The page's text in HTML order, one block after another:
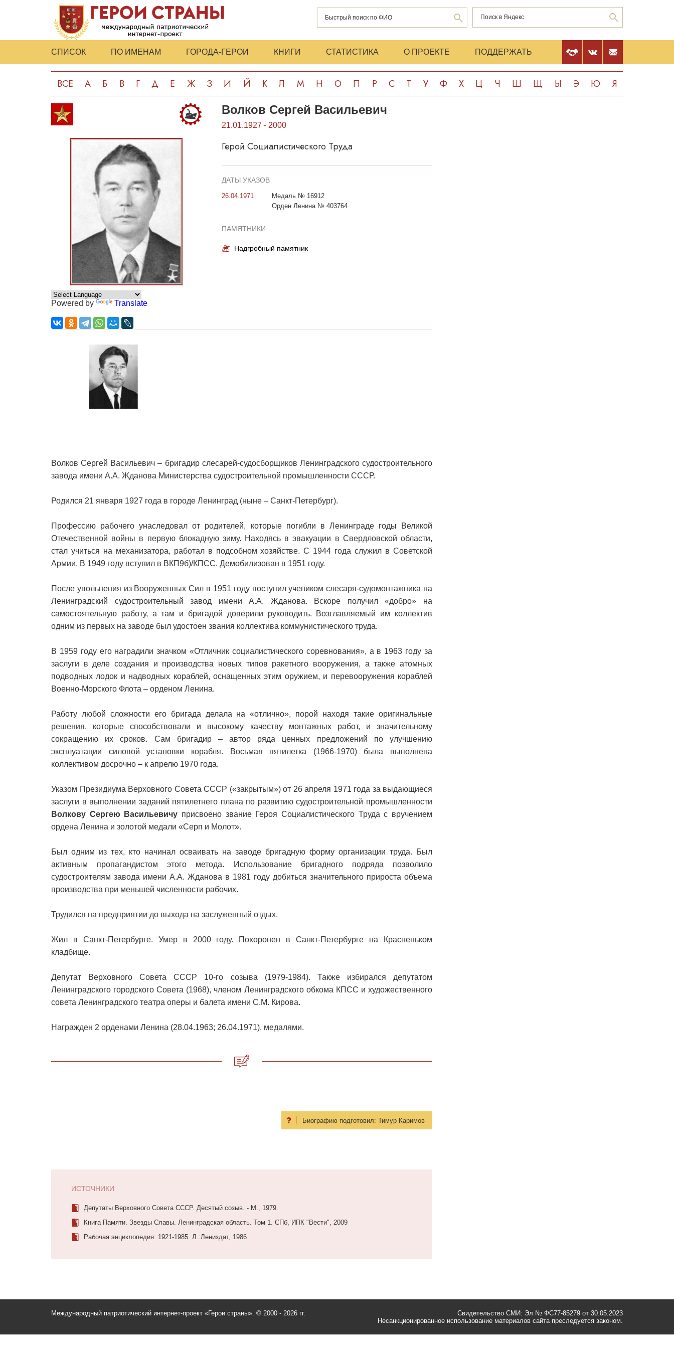
СПИСОК ПО ИМЕНАМ ГОРОДА-ГЕРОИ КНИГИ СТАТИСТИКА О ПРОЕКТЕ ПОДДЕРЖАТЬ
ВСЕ А Б В Г Д Е Ж З И Й К Л М Н О П Р С Т У Ф Х Ц Ч Ш Щ Ы Э Ю Я
Powered by Translate
Волков Сергей Васильевич
21.01.1927 - 2000
Герой Социалистического Труда
ДАТЫ УКАЗОВ
26.04.1971
Медаль № 16912
Орден Ленина № 403764
ПАМЯТНИКИ
Надгробный памятник
Волков Сергей Васильевич – бригадир слесарей-судосборщиков Ленинградского судостроительного
завода имени А.А. Жданова Министерства судостроительной промышленности СССР.
Родился 21 января 1927 года в городе Ленинград (ныне – Санкт-Петербург).
Профессию рабочего унаследовал от родителей, которые погибли в Ленинграде годы Великой
Отечественной войны в первую блокадную зиму. Находясь в эвакуации в Свердловской области,
стал учиться на механизатора, работал в подсобном хозяйстве. С 1944 года служил в Советской
Армии. В 1949 году вступил в ВКП9б)/КПСС. Демобилизован в 1951 году.
После увольнения из Вооруженных Сил в 1951 году поступил учеником слесаря-судомонтажника на
Ленинградский судостроительный завод имени А.А. Жданова. Вскоре получил «добро» на
самостоятельную работу, а там и бригадой доверили руководить. Возглавляемый им коллектив
одним из первых на заводе был удостоен звания коллектива коммунистического труда.
В 1959 году его наградили значком «Отличник социалистического соревнования», а в 1963 году за
заслуги в деле создания и производства новых типов ракетного вооружения, а также атомных
подводных лодок и надводных кораблей, оснащенных этим оружием, и перевооружения кораблей
Военно-Морского Флота – орденом Ленина.
Работу любой сложности его бригада делала на «отлично», порой находя такие оригинальные
решения, которые способствовали и высокому качеству монтажных работ, и значительному
сокращению их сроков. Сам бригадир – автор ряда ценных предложений по улучшению
эксплуатации силовой установки корабля. Восьмая пятилетка (1966-1970) была выполнена
коллективом досрочно – к апрелю 1970 года.
Указом Президиума Верховного Совета СССР («закрытым») от 26 апреля 1971 года за выдающиеся
заслуги в выполнении заданий пятилетнего плана по развитию судостроительной промышленности
Волкову Сергею Васильевичу присвоено звание Героя Социалистического Труда с вручением
ордена Ленина и золотой медали «Серп и Молот».
Был одним из тех, кто начинал осваивать на заводе бригадную форму организации труда. Был
активным пропагандистом этого метода. Использование бригадного подряда позволило
судостроителям завода имени А.А. Жданова в 1981 году добиться значительного прироста объема
производства при меньшей численности рабочих.
Трудился на предприятии до выхода на заслуженный отдых.
Жил в Санкт-Петербурге. Умер в 2000 году. Похоронен в Санкт-Петербурге на Красненьком
кладбище.
Депутат Верховного Совета СССР 10-го созыва (1979-1984). Также избирался депутатом
Ленинградского городского Совета (1968), членом Ленинградского обкома КПСС и художественного
совета Ленинградского театра оперы и балета имени С.М. Кирова.
Награжден 2 орденами Ленина (28.04.1963; 26.04.1971), медалями.
Биографию подготовил: Тимур Каримов
ИСТОЧНИКИ
Депутаты Верховного Совета СССР. Десятый созыв. - М., 1979.
Книга Памяти. Звезды Славы. Ленинградская область. Том 1. СПб, ИПК "Вести", 2009
Рабочая энциклопедия: 1921-1985. Л.:Лениздат, 1986
Международный патриотический интернет-проект «Герои страны». © 2000 - 2026 гг.
Свидетельство СМИ: Эл № ФС77-85279 от 30.05.2023
Несанкционированное использование материалов сайта преследуется законом.